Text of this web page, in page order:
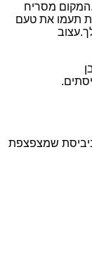
מסריח
תעמו את טעם
שמצפצפת